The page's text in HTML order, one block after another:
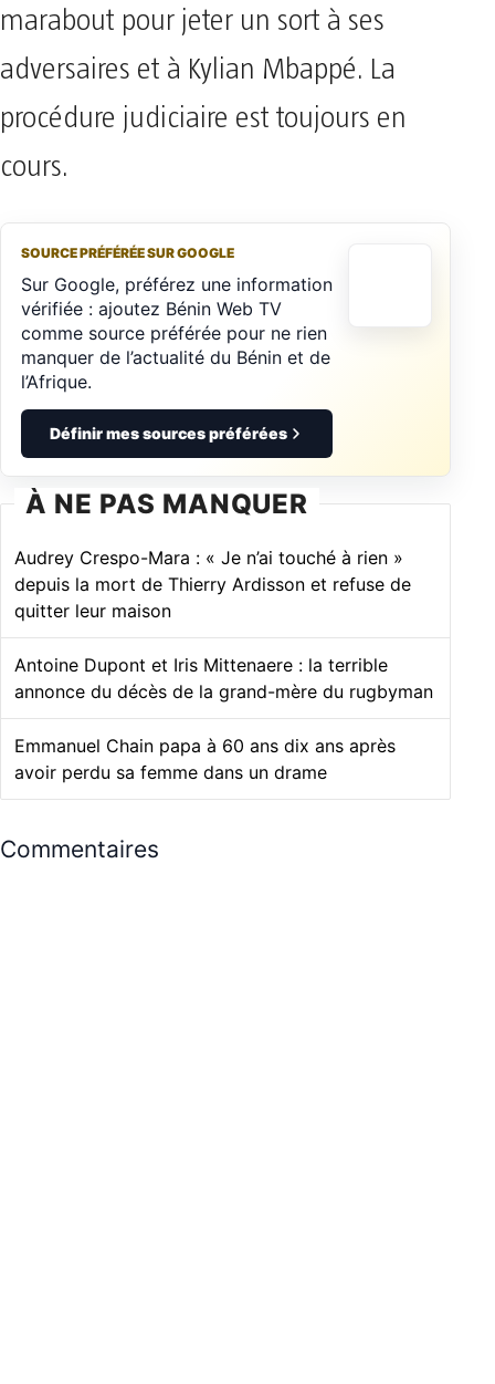
marabout pour jeter un sort à ses
adversaires et à Kylian Mbappé. La
procédure judiciaire est toujours en
cours.
SOURCE PRÉFÉRÉE SUR GOOGLE
Sur Google, préférez une information
vérifiée : ajoutez Bénin Web TV
comme source préférée pour ne rien
manquer de l’actualité du Bénin et de
l’Afrique.
Définir mes sources préférées
À NE PAS MANQUER
Audrey Crespo-Mara : « Je n’ai touché à rien »
depuis la mort de Thierry Ardisson et refuse de
quitter leur maison
Antoine Dupont et Iris Mittenaere : la terrible
annonce du décès de la grand-mère du rugbyman
Emmanuel Chain papa à 60 ans dix ans après
avoir perdu sa femme dans un drame
Commentaires